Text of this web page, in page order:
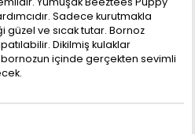
Sadece kurutmakla
güzel ve sıcak tutar. Bornoz
Dikilmiş kulaklar
içinde gerçekten sevimli